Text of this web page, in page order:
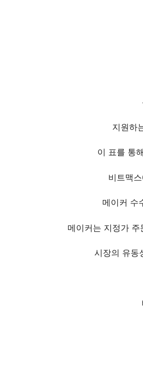
지원하
이 표를 통
비트맥
메이커 수
메이커는 지정가
시장의 유동